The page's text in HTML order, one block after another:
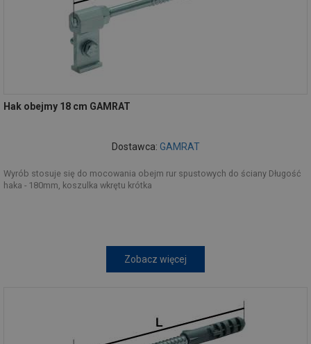
Hak obejmy 18 cm GAMRAT
Dostawca: GAMRAT
Wyrób stosuje się do mocowania obejm rur spustowych do ściany Długość
haka - 180mm, koszulka wkrętu krótka
Zobacz więcej